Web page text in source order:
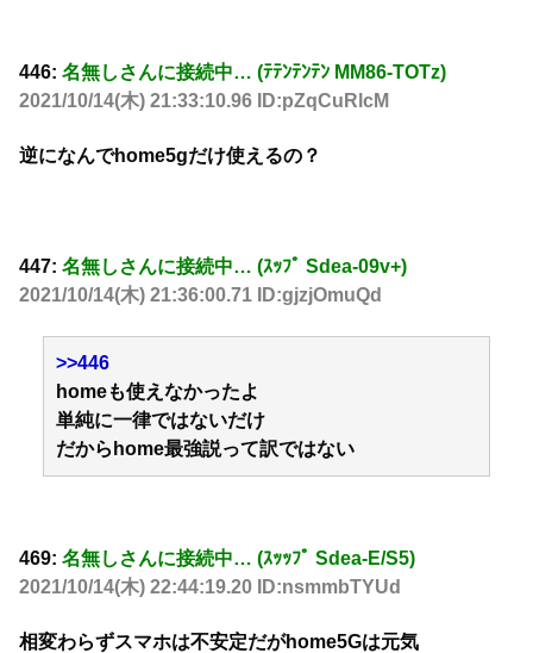
446: 名無しさんに接続中… (ﾃﾃﾝﾃﾝﾃﾝ MM86-TOTz)
2021/10/14(木) 21:33:10.96 ID:pZqCuRlcM
逆になんでhome5gだけ使えるの？
447: 名無しさんに接続中… (ｽｯﾌﾟ Sdea-09v+)
2021/10/14(木) 21:36:00.71 ID:gjzjOmuQd
>>446
homeも使えなかったよ
単純に一律ではないだけ
だからhome最強説って訳ではない
469: 名無しさんに接続中… (ｽｯｯﾌﾟ Sdea-E/S5)
2021/10/14(木) 22:44:19.20 ID:nsmmbTYUd
相変わらずスマホは不安定だがhome5Gは元気